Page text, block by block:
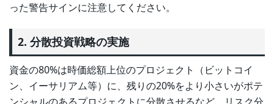
った警告サインに注意してください。
2. 分散投資戦略の実施
資金の80%は時価総額上位のプロジェクト（ビットコイ
ン、イーサリアム等）に、残りの20%をより小さいがポテ